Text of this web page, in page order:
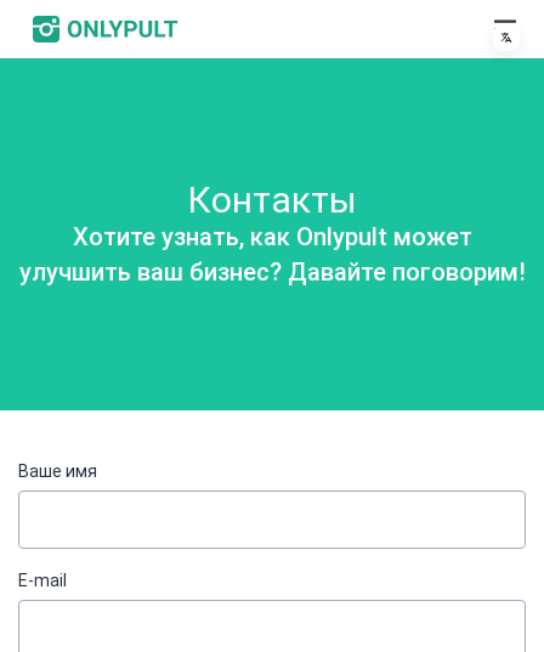
Контакты
Хотите узнать, как Onlypult может
улучшить ваш бизнес? Давайте поговорим!
Ваше имя
E-mail